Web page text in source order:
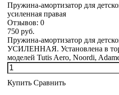
Пружина-амортизатор для
усиленная правая
Отзывов: 0
750 руб.
Пружина-амортизатор для
УСИЛЕННАЯ. Установлена в
моделей Tutis Aero, Noordi,
Купить Сравнить